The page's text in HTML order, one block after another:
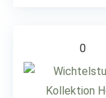
0